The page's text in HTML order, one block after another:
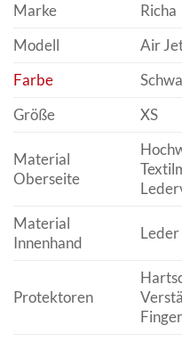
Marke
Richa
Modell
Air
Farbe
Größe
XS
Material
Oberseite
Material
Innenhand
Protektoren